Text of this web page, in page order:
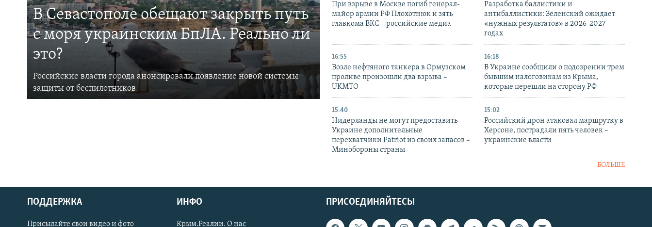
Українською
В Севастополе обещают закрыть путь
с моря украинским БпЛА. Реально ли
это?
Российские власти города анонсировали появление новой системы
защиты от беспилотников
При взрыве в Москве погиб генерал-
майор армии РФ Плохотнюк и зять
главкома ВКС – российские медиа
Разработка баллистики и
антибаллистики: Зеленский ожидает
«нужных результатов» в 2026-2027
годах
16:55
Возле нефтяного танкера в Ормузском
проливе произошли два взрыва –
UKMTO
16:18
В Украине сообщили о подозрении трем
бывшим налоговикам из Крыма,
которые перешли на сторону РФ
15:40
Нидерланды не могут предоставить
Украине дополнительные
перехватчики Patriot из своих запасов –
Минобороны страны
15:02
Российский дрон атаковал маршрутку в
Херсоне, пострадали пять человек –
украинские власти
БОЛЬШЕ
ПРИСОЕДИНЯЙТЕСЬ!
ПОДДЕРЖКА
Присылайте свои видео и фото
ИНФО
Крым.Реалии. О нас